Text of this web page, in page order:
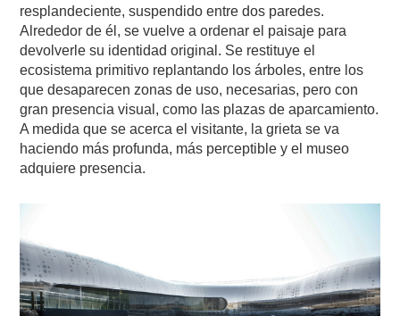
resplandeciente, suspendido entre dos paredes.
Alrededor de él, se vuelve a ordenar el paisaje para
devolverle su identidad original. Se restituye el
ecosistema primitivo replantando los árboles, entre los
que desaparecen zonas de uso, necesarias, pero con
gran presencia visual, como las plazas de aparcamiento.
A medida que se acerca el visitante, la grieta se va
haciendo más profunda, más perceptible y el museo
adquiere presencia.